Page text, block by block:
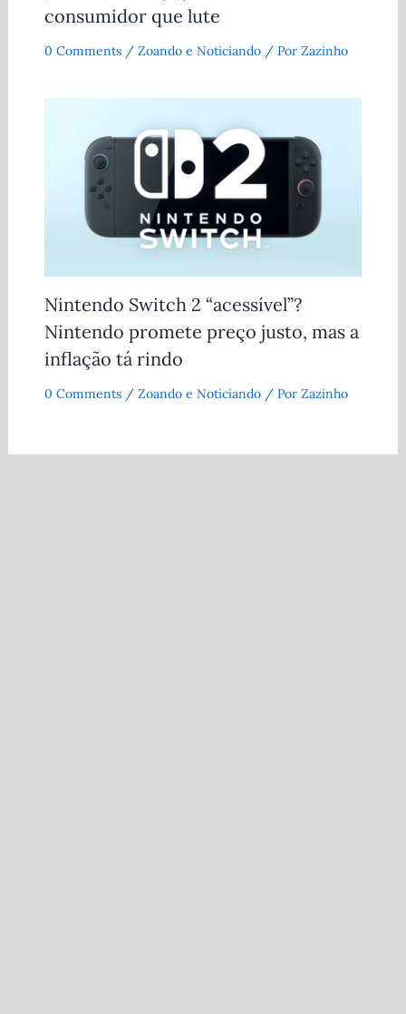
consumidor que lute
0 Comments / Zoando e Noticiando/ Por Zazinho
Nintendo Switch 2 “acessível”?
Nintendo promete preço justo, mas a
inflação tá rindo
0 Comments / Zoando e Noticiando/ Por Zazinho